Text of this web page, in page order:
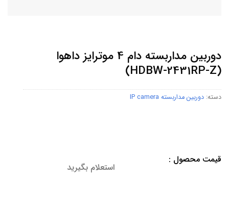
دوربین مداربسته دام 4 موترایز داهوا
(HDBW-2431RP-Z)
دسته: دوربین مداربسته IP camera
قیمت محصول :
استعلام بگیرید